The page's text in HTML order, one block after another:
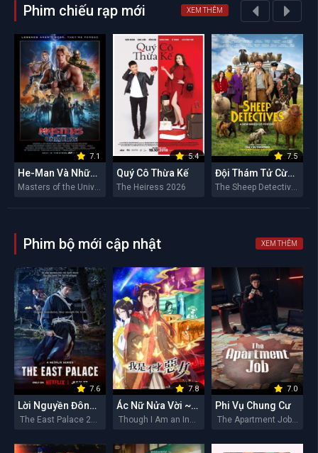
Phim chiếu rạp mới XEM THÊM
7.1
He-Man Và Những Chiến Binh Vũ Trụ
Masters of the Universe 2026
5.4
Quý Cô Thừa Kế
The Heiress 2026
7.5
Đội Thám Tử Cừu: Án Mạng Lúc Nửa Đêm
The Sheep Detectives 2026
Phim bộ mới cập nhật XEM THÊM
7.6
Lời Nguyền Đông Cung
The East Palace 2026
7.8
Ác Nữ Nửa Vời ~Truyền Kì Hoán Hồn Đổi Xác~
Though I Am an Inept Villainess 2026
7.0
Phi Vụ Chung Cư
The Apartment Job 2026